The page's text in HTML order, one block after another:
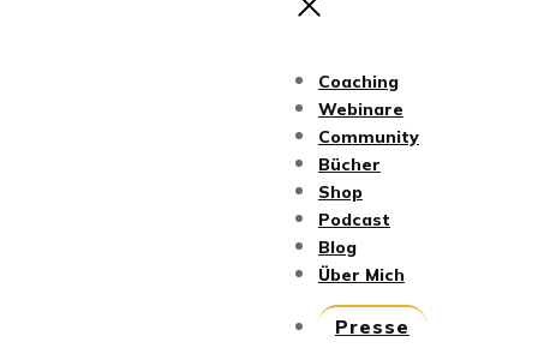
Coaching
Webinare
Community
Bücher
Shop
Podcast
Blog
Über Mich
Presse